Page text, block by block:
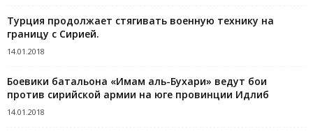
Турция продолжает стягивать военную технику на
границу с Сирией.
14.01.2018
Боевики батальона «Имам аль-Бухари» ведут бои
против сирийской армии на юге провинции Идлиб
14.01.2018